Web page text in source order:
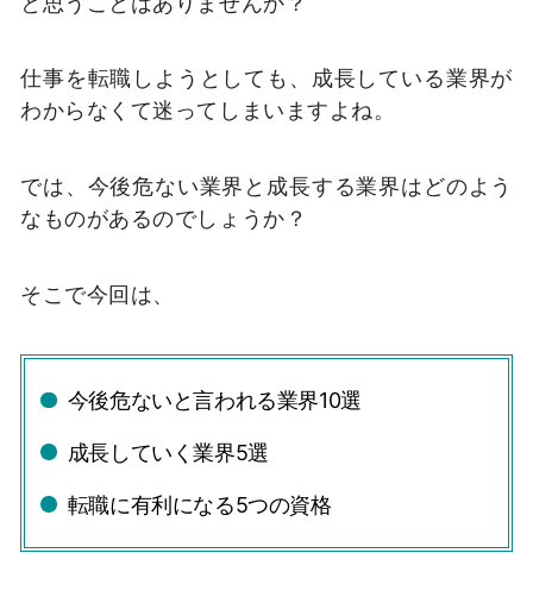
仕事を転職しようとしても、成長している業界が
わからなくて迷ってしまいますよね。
では、今後危ない業界と成長する業界はどのよう
なものがあるのでしょうか？
そこで今回は、
今後危ないと言われる業界10選
成長していく業界5選
転職に有利になる5つの資格